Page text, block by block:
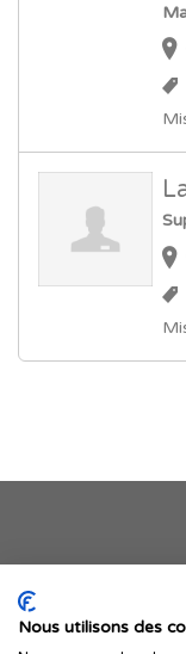
Nous utilisons des